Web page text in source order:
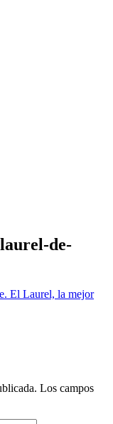
de-
El Laurel, la mejor
Los campos